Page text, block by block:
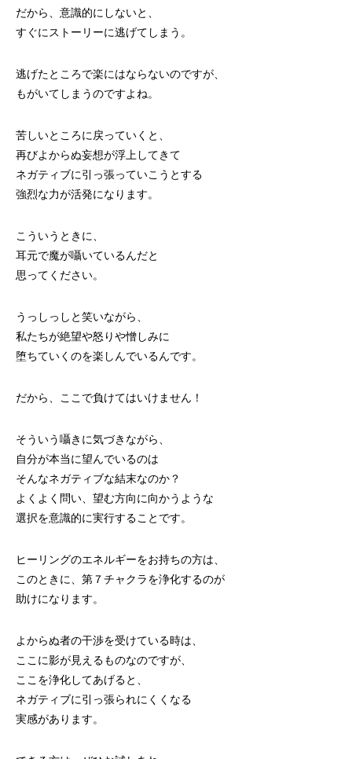
だから、意識的にしないと、
すぐにストーリーに逃げてしまう。
逃げたところで楽にはならないのですが、
もがいてしまうのですよね。
苦しいところに戻っていくと、
再びよからぬ妄想が浮上してきて
ネガティブに引っ張っていこうとする
強烈な力が活発になります。
こういうときに、
耳元で魔が囁いているんだと
思ってください。
うっしっしと笑いながら、
私たちが絶望や怒りや憎しみに
堕ちていくのを楽しんでいるんです。
だから、ここで負けてはいけません！
そういう囁きに気づきながら、
自分が本当に望んでいるのは
そんなネガティブな結末なのか？
よくよく問い、望む方向に向かうような
選択を意識的に実行することです。
ヒーリングのエネルギーをお持ちの方は、
このときに、第７チャクラを浄化するのが
助けになります。
よからぬ者の干渉を受けている時は、
ここに影が見えるものなのですが、
ここを浄化してあげると、
ネガティブに引っ張られにくくなる
実感があります。